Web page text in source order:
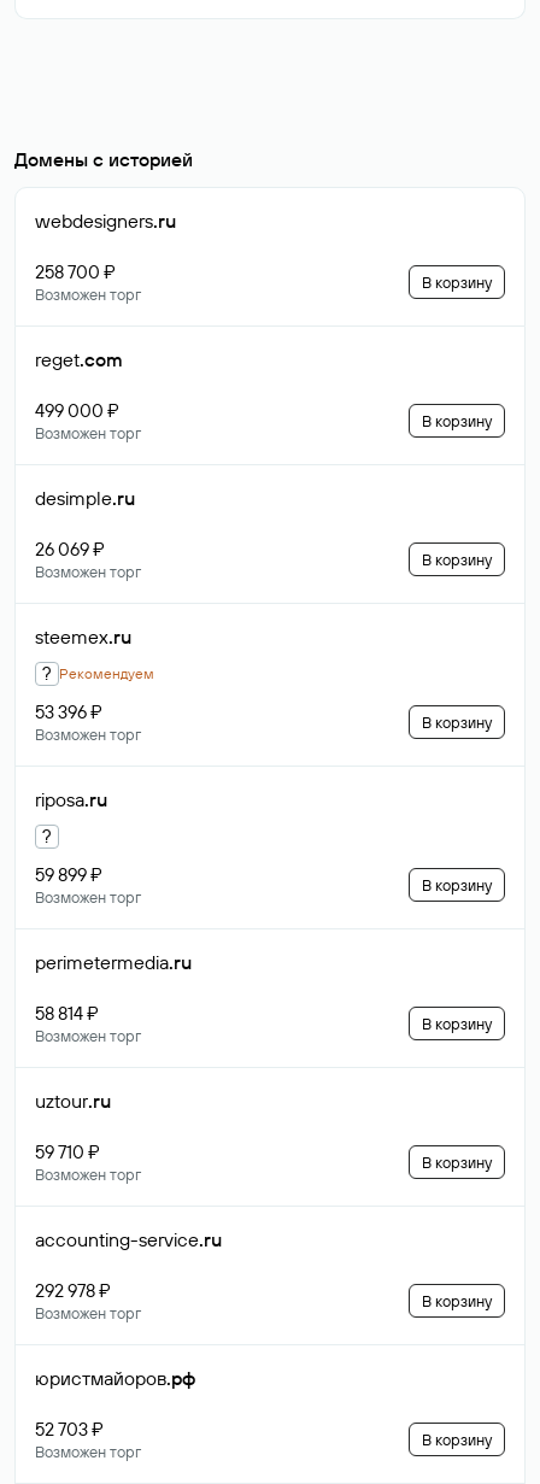
Домены с историей
webdesigners.ru
258 700 ₽
Возможен торг
В корзину
reget.com
499 000 ₽
Возможен торг
В корзину
desimple.ru
26 069 ₽
Возможен торг
В корзину
steemex.ru
? Рекомендуем
53 396 ₽
Возможен торг
В корзину
riposa.ru
?
59 899 ₽
Возможен торг
В корзину
perimetermedia.ru
58 814 ₽
Возможен торг
В корзину
uztour.ru
59 710 ₽
Возможен торг
В корзину
accounting-service.ru
292 978 ₽
Возможен торг
В корзину
юристмайоров.рф
52 703 ₽
Возможен торг
В корзину